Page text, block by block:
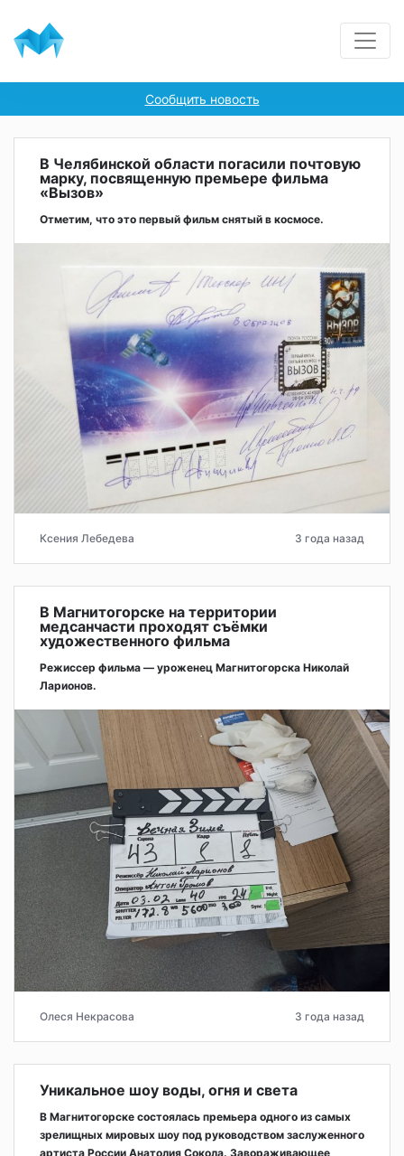
Сообщить новость
В Челябинской области погасили почтовую
марку, посвященную премьере фильма
«Вызов»
Отметим, что это первый фильм снятый в космосе.
Ксения Лебедева 3 года назад
В Магнитогорске на территории
медсанчасти проходят съёмки
художественного фильма
Режиссер фильма — уроженец Магнитогорска Николай
Ларионов.
Олеся Некрасова 3 года назад
Уникальное шоу воды, огня и света
В Магнитогорске состоялась премьера одного из самых
зрелищных мировых шоу под руководством заслуженного
артиста России Анатолия Сокола. Завораживающее